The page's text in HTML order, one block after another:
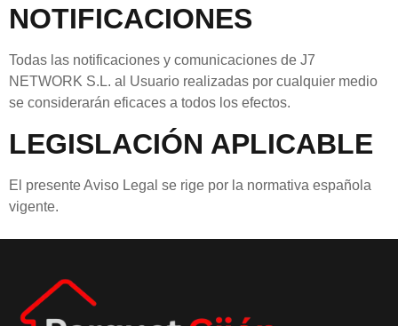
NOTIFICACIONES
Todas las notificaciones y comunicaciones de J7
NETWORK S.L. al Usuario realizadas por cualquier medio
se considerarán eficaces a todos los efectos.
LEGISLACIÓN APLICABLE
El presente Aviso Legal se rige por la normativa española
vigente.